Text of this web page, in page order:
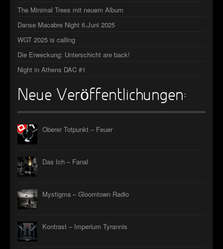
►
►
The Minimal Trees mit neuem Album
Danse Macabre Night 6.Juni 2025
WGT 2025 is calling
Die Erweckung: Unterschicht are back!
Night in Athens DAC #1
Neue Veröffentlichungen:
Oberer Totpunkt – Feuer
Das Ich – Fanal
Mystigma – Gloomtown Radio
Kontrast – Imperium Tyrannis